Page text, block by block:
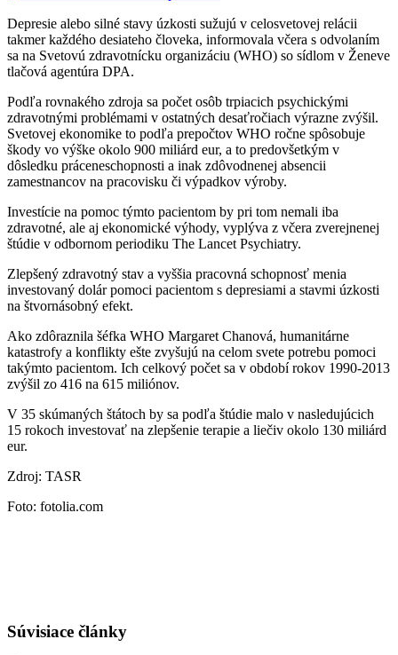
Depresie alebo silné stavy úzkosti sužujú v celosvetovej relácii
takmer každého desiateho človeka, informovala včera s odvolaním
sa na Svetovú zdravotnícku organizáciu (WHO) so sídlom v Ženeve
tlačová agentúra DPA.
Podľa rovnakého zdroja sa počet osôb trpiacich psychickými
zdravotnými problémami v ostatných desaťročiach výrazne zvýšil.
Svetovej ekonomike to podľa prepočtov WHO ročne spôsobuje
škody vo výške okolo 900 miliárd eur, a to predovšetkým v
dôsledku práceneschopnosti a inak zdôvodnenej absencii
zamestnancov na pracovisku či výpadkov výroby.
Investície na pomoc týmto pacientom by pri tom nemali iba
zdravotné, ale aj ekonomické výhody, vyplýva z včera zverejnenej
štúdie v odbornom periodiku The Lancet Psychiatry.
Zlepšený zdravotný stav a vyššia pracovná schopnosť menia
investovaný dolár pomoci pacientom s depresiami a stavmi úzkosti
na štvornásobný efekt.
Ako zdôraznila šéfka WHO Margaret Chanová, humanitárne
katastrofy a konflikty ešte zvyšujú na celom svete potrebu pomoci
takýmto pacientom. Ich celkový počet sa v období rokov 1990-2013
zvýšil zo 416 na 615 miliónov.
V 35 skúmaných štátoch by sa podľa štúdie malo v nasledujúcich
15 rokoch investovať na zlepšenie terapie a liečiv okolo 130 miliárd
eur.
Zdroj: TASR
Foto: fotolia.com
Súvisiace články